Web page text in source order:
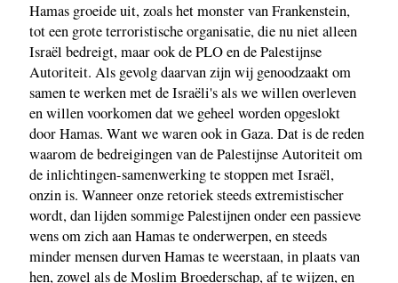
Hamas groeide uit, zoals het monster van Frankenstein,
tot een grote terroristische organisatie, die nu niet alleen
Israël bedreigt, maar ook de PLO en de Palestijnse
Autoriteit. Als gevolg daarvan zijn wij genoodzaakt om
samen te werken met de Israëli's als we willen overleven
en willen voorkomen dat we geheel worden opgeslokt
door Hamas. Want we waren ook in Gaza. Dat is de reden
waarom de bedreigingen van de Palestijnse Autoriteit om
de inlichtingen-samenwerking te stoppen met Israël,
onzin is. Wanneer onze retoriek steeds extremistischer
wordt, dan lijden sommige Palestijnen onder een passieve
wens om zich aan Hamas te onderwerpen, en steeds
minder mensen durven Hamas te weerstaan, in plaats van
hen, zowel als de Moslim Broederschap, af te wijzen, en